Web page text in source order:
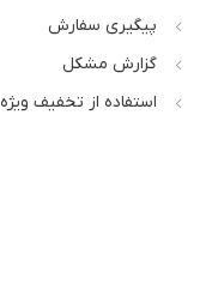
پیگیری سفارش
گزارش مشکل
استفاده از تخفیف ویژه